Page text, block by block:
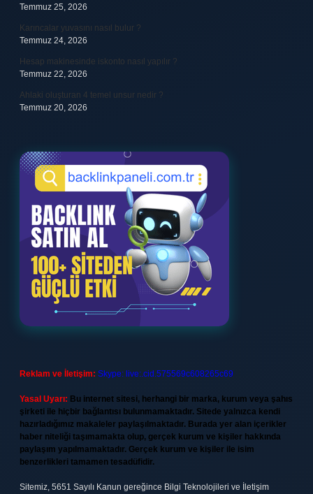
Temmuz 25, 2026
Karıncalar yuvasını nasıl bulur ?
Temmuz 24, 2026
Hesap makinesinde iskonto nasıl yapılır ?
Temmuz 22, 2026
Ahlaki oluşturan 4 temel unsur nedir ?
Temmuz 20, 2026
Reklam ve İletişim: Skype: live:.cid.575569c608265c69
Yasal Uyarı: Bu internet sitesi, herhangi bir marka, kurum veya şahıs
şirketi ile hiçbir bağlantısı bulunmamaktadır. Sitede yalnızca kendi
hazırladığımız makaleler paylaşılmaktadır. Burada yer alan içerikler
haber niteliği taşımamakta olup, gerçek kurum ve kişiler hakkında
paylaşım yapılmamaktadır. Gerçek kurum ve kişiler ile isim
benzerlikleri tamamen tesadüfidir.
Sitemiz, 5651 Sayılı Kanun gereğince Bilgi Teknolojileri ve İletişim